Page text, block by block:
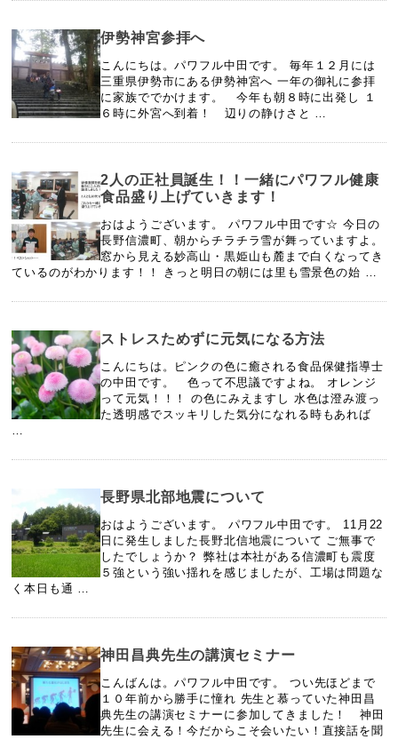
伊勢神宮参拝へ
こんにちは。パワフル中田です。 毎年１２月には
三重県伊勢市にある伊勢神宮へ 一年の御礼に参拝
に家族ででかけます。 今年も朝８時に出発し １
６時に外宮へ到着！ 辺りの静けさと …
2人の正社員誕生！！一緒にパワフル健康
食品盛り上げていきます！
おはようございます。 パワフル中田です☆ 今日の
長野信濃町、朝からチラチラ雪が舞っていますよ。
窓から見える妙高山・黒姫山も麓まで白くなってき
ているのがわかります！！ きっと明日の朝には里も雪景色の始 …
ストレスためずに元気になる方法
こんにちは。ピンクの色に癒される食品保健指導士
の中田です。 色って不思議ですよね。 オレンジ
って元気！！！ の色にみえますし 水色は澄み渡っ
た透明感でスッキリした気分になれる時もあれば
…
長野県北部地震について
おはようございます。 パワフル中田です。 11月22
日に発生しました長野北信地震について ご無事で
したでしょうか？ 弊社は本社がある信濃町も震度
５強という強い揺れを感じましたが、工場は問題な
く本日も通 …
神田昌典先生の講演セミナー
こんばんは。パワフル中田です。 つい先ほどまで
１０年前から勝手に憧れ 先生と慕っていた神田昌
典先生の講演セミナーに参加してきました！ 神田
先生に会える！今だからこそ会いたい！直接話を聞